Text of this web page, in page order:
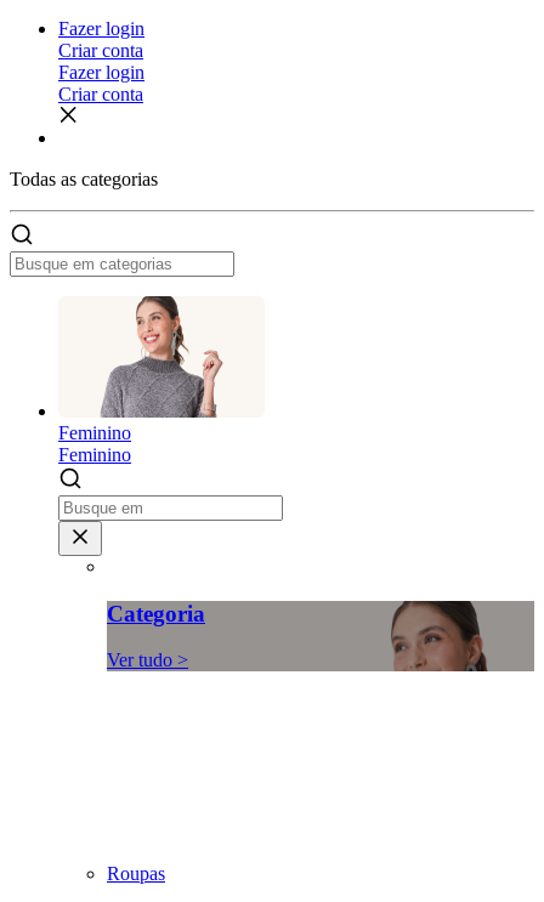
Fazer login
Criar conta
Fazer login
Criar conta
Todas as categorias
Feminino
Feminino
Categoria
Ver tudo >
Roupas